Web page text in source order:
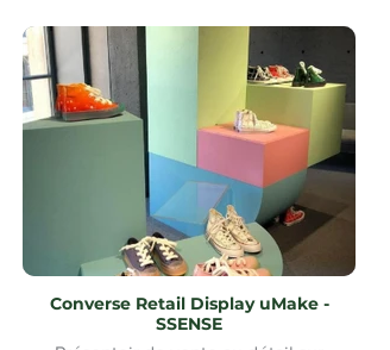
Converse Retail Display uMake -
SSENSE